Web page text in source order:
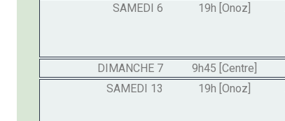
SAMEDI 6 19h [Onoz]
DIMANCHE 7 9h45 [Centre]
SAMEDI 13
19h [Onoz]